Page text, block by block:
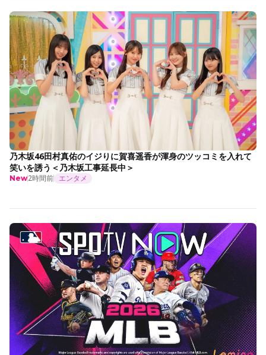
乃木坂46田村真佑のイジりに賀喜遥香が渾身のツッコミを入れて
笑いを誘う＜乃木坂工事延長中＞
New2時間前 エンタメ